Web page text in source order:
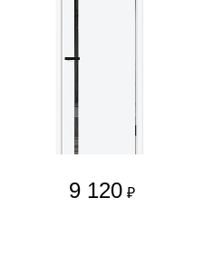
9 120 ₽